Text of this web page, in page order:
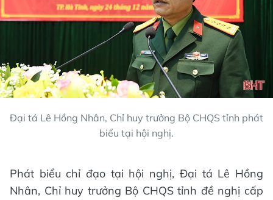
Đại tá Lê Hồng Nhân, Chỉ huy trưởng Bộ CHQS tỉnh phát
biểu tại hội nghị.
Phát biểu chỉ đạo tại hội nghị, Đại tá Lê Hồng
Nhân, Chỉ huy trưởng Bộ CHQS tỉnh đề nghị cấp